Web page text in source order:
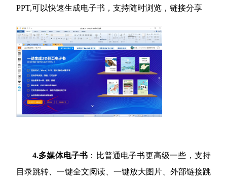
PPT,可以快速生成电子书，支持随时浏览，链接分享
4.多媒体电子书 ：比普通电子书更高级一些，支持
目录跳转、一键全文阅读、一键放大图片、外部链接跳